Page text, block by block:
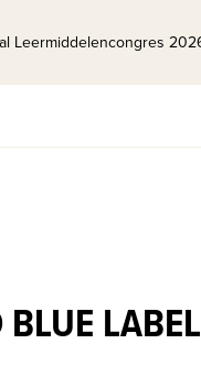
Leermiddelencongres